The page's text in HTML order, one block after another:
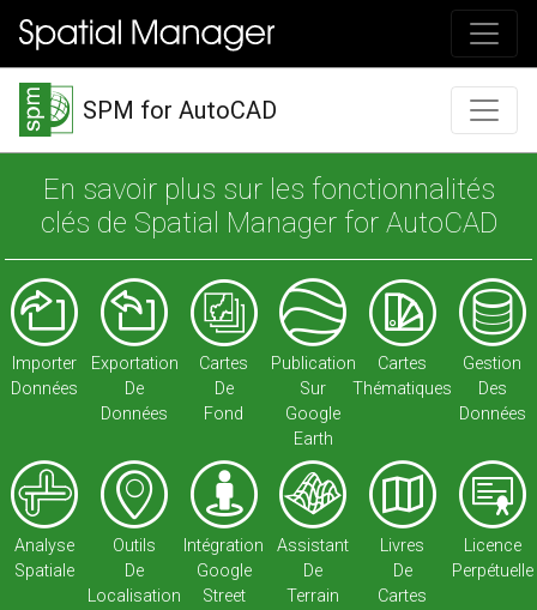
SPM for AutoCAD
En savoir plus sur les fonctionnalités
clés de Spatial Manager for AutoCAD
Importer
Données
Exportation
De
Données
Cartes
De
Fond
Publication
Sur
Google
Earth
Cartes
Thématiques
Gestion
Des
Données
Analyse
Spatiale
Outils
De
Localisation
Intégration
Google
Street
Assistant
De
Terrain
Livres
De
Cartes
Licence
Perpétuelle